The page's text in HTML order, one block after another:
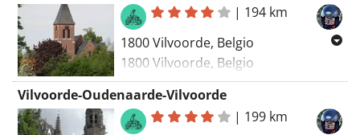
| 194 km
1800 Vilvoorde, Belgio
1800 Vilvoorde, Belgio
Routering Motor - più bello
Vilvoorde-Oudenaarde-Vilvoorde
| 199 km